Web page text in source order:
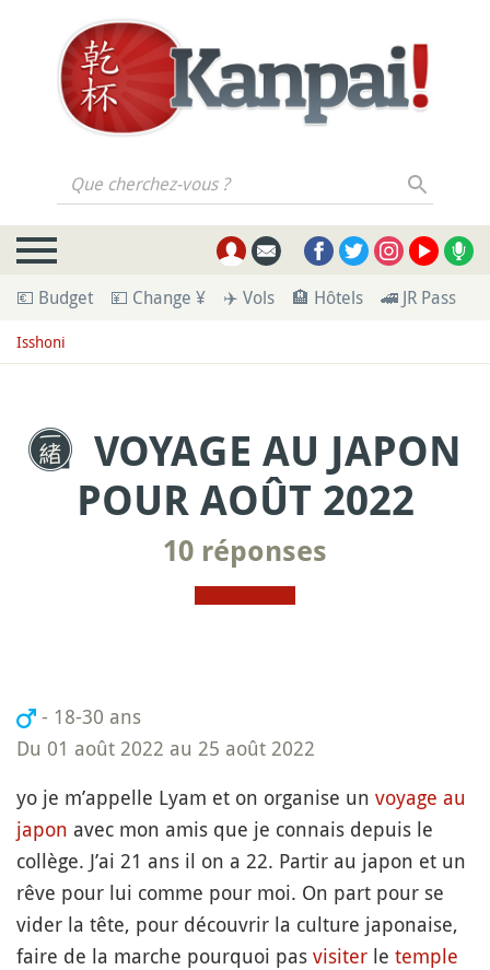
Que cherchez-vous ?
💶 Budget 💴 Change ¥ ✈️ Vols 🏨 Hôtels 🚄 JR Pass
Isshoni
VOYAGE AU JAPON
POUR AOÛT 2022
10 réponses
- 18-30 ans
Du 01 août 2022 au 25 août 2022
yo je m’appelle Lyam et on organise un voyage au
japon avec mon amis que je connais depuis le
collège. J’ai 21 ans il on a 22. Partir au japon et un
rêve pour lui comme pour moi. On part pour se
vider la tête, pour découvrir la culture japonaise,
faire de la marche pourquoi pas visiter le temple